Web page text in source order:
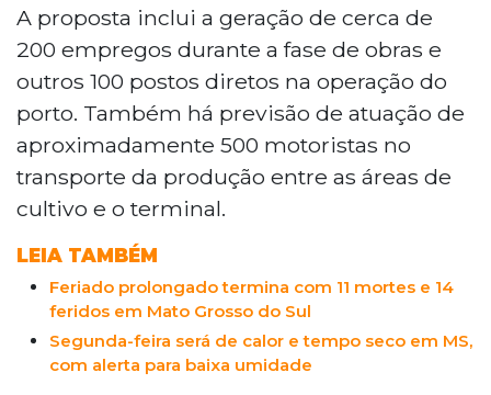
Bracell para construção de porto fluvial
na Laje da Cascalheira, com investimento
acima de R$ 100 milhões. O projeto prevê
200 empregos nas obras, 100 postos
diretos na operação e 500 vagas no
transporte. A parceria inclui ainda um Eco
Parque com R$ 3 milhões da iniciativa
privada, voltado ao turismo ecológico. A
prefeitura não informou prazos para início
das obras.
A proposta inclui a geração de cerca de
200 empregos durante a fase de obras e
outros 100 postos diretos na operação do
porto. Também há previsão de atuação de
aproximadamente 500 motoristas no
transporte da produção entre as áreas de
cultivo e o terminal.
LEIA TAMBÉM
Feriado prolongado termina com 11 mortes e 14
feridos em Mato Grosso do Sul
Segunda-feira será de calor e tempo seco em MS,
com alerta para baixa umidade